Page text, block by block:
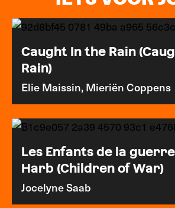
Caught In the Rain
Rain)
Elie Maissin, Mieriën Coppens
Les Enfants de la
Harb (Children of War)
Jocelyne Saab